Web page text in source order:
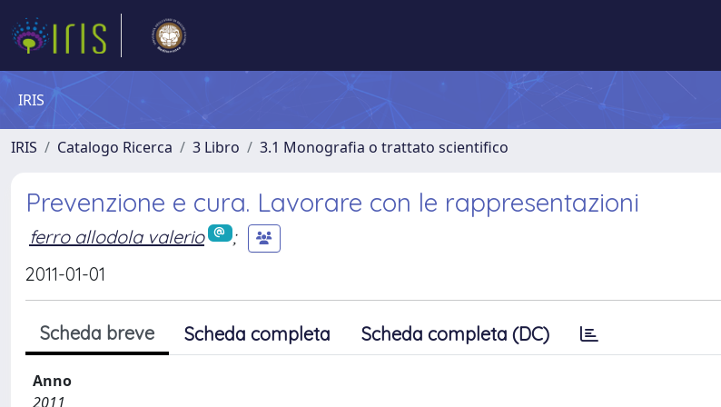
IRIS
IRIS Catalogo Ricerca 3 Libro 3.1 Monografia o trattato scientifico
Prevenzione e cura. Lavorare con le rappresentazioni
ferro allodola valerio
;
2011-01-01
Scheda breve Scheda completa Scheda completa (DC)
Anno
2011